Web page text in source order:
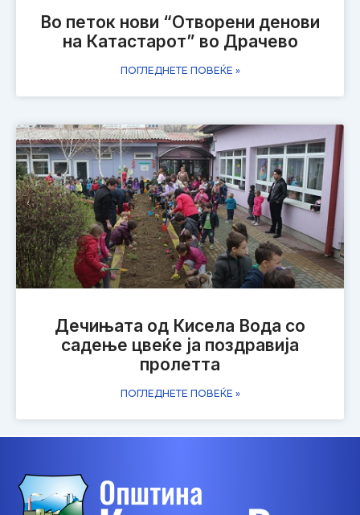
Во петок нови “Отворени денови
на Катастарот” во Драчево
ПОГЛЕДНЕТЕ ПОВЕЌЕ »
Дечињата од Кисела Вода со
садење цвеќе ја поздравија
пролетта
ПОГЛЕДНЕТЕ ПОВЕЌЕ »